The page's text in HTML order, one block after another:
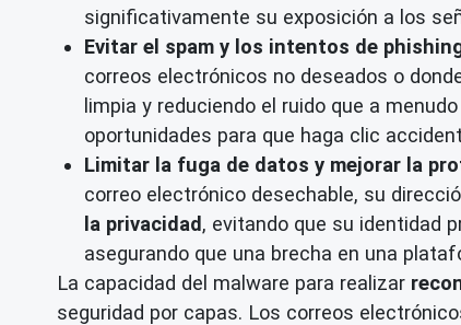
significativamente su exposición a los
Evitar el spam y los intentos de
correos electrónicos no deseados o
limpia y reduciendo el ruido que a
oportunidades para que haga clic
Limitar la fuga de datos y mejorar la
correo electrónico desechable, su
la privacidad, evitando que su identidad
asegurando que una brecha en una
La capacidad del malware para realizar
seguridad por capas. Los correos